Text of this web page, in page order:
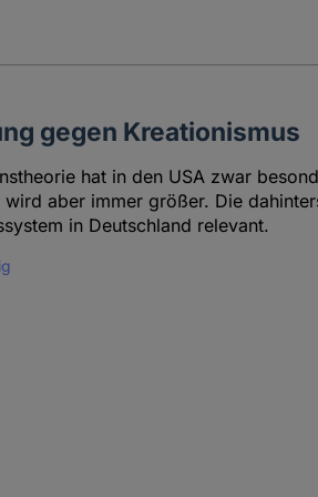
gegen Kreationismus
hat in den USA zwar
wird aber immer größer. Die
in Deutschland relevant.